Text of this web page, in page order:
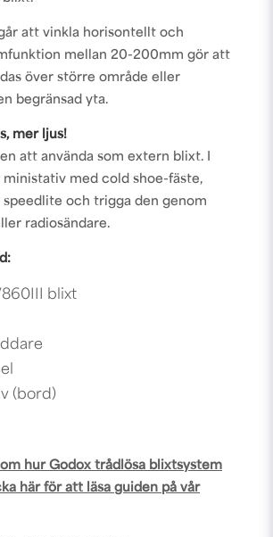
att vinkla horisontellt och
mellan 20-200mm gör att
över större område eller
begränsad yta.
mer ljus!
att använda som extern blixt. I
med cold shoe-fäste,
speedlite och trigga den genom
radiosändare.
blixt
(bord)
hur Godox trådlösa blixtsystem
här för att läsa guiden på vår